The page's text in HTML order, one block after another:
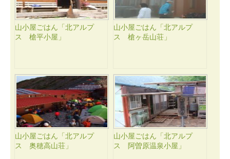
山小屋ごはん「北アルプ
ス 槍平小屋」
山小屋ごはん「北アルプ
ス 槍ヶ岳山荘」
山小屋ごはん「北アルプ
ス 奥穂高山荘」
山小屋ごはん「北アルプ
ス 阿曽原温泉小屋」